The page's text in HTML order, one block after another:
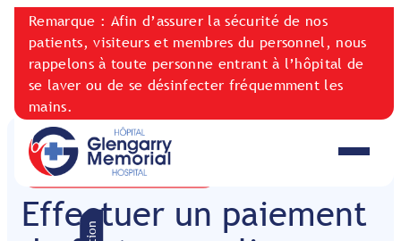
Remarque : Afin d’assurer la sécurité de nos
patients, visiteurs et membres du personnel, nous
rappelons à toute personne entrant à l’hôpital de
se laver ou de se désinfecter fréquemment les
mains.
PAYEZ VOTRE FACTURE
Effectuer un paiement